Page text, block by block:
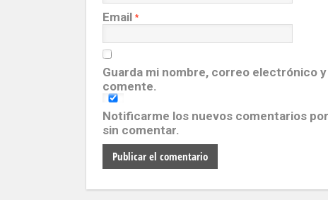
Email *
Guarda mi nombre, correo electrónico
comente.
Notificarme los nuevos comentarios
sin comentar.